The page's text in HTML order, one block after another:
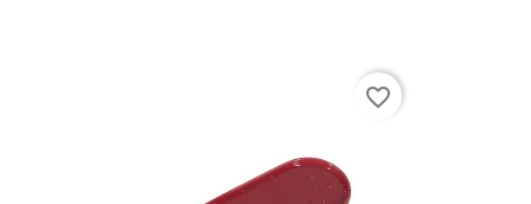
favorite_border